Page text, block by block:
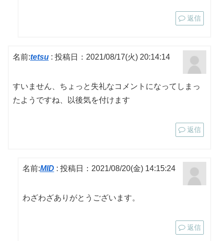
返信
名前:tetsu: 投稿日：2021/08/17(火) 20:14:14
すいません、ちょっと失礼なコメントになってしまっ
たようですね、以後気を付けます
返信
名前:MID : 投稿日：2021/08/20(金) 14:15:24
わざわざありがとうございます。
返信